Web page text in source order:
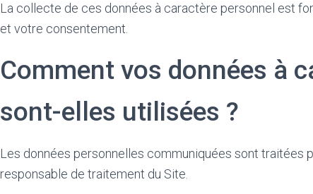
La collecte de ces données à caractère personnel est
et votre consentement.
Comment vos données à
sont-elles utilisées ?
Les données personnelles communiquées sont traitées
responsable de traitement du Site.